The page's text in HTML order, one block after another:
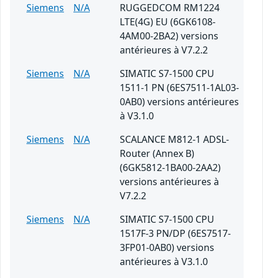
Siemens
N/A
RUGGEDCOM RM1224
LTE(4G) EU (6GK6108-
4AM00-2BA2) versions
antérieures à V7.2.2
Siemens
N/A
SIMATIC S7-1500 CPU
1511-1 PN (6ES7511-1AL03-
0AB0) versions antérieures
à V3.1.0
Siemens
N/A
SCALANCE M812-1 ADSL-
Router (Annex B)
(6GK5812-1BA00-2AA2)
versions antérieures à
V7.2.2
Siemens
N/A
SIMATIC S7-1500 CPU
1517F-3 PN/DP (6ES7517-
3FP01-0AB0) versions
antérieures à V3.1.0